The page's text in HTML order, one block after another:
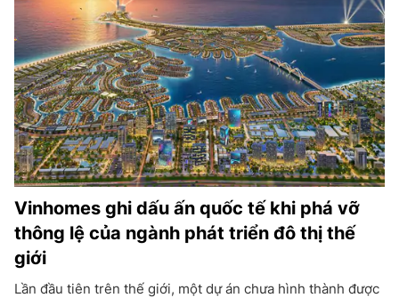
Vinhomes ghi dấu ấn quốc tế khi phá vỡ
thông lệ của ngành phát triển đô thị thế
giới
Lần đầu tiên trên thế giới, một dự án chưa hình thành được